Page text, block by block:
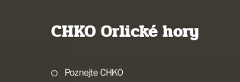
CHKO Orlické hory
Poznejte CHKO